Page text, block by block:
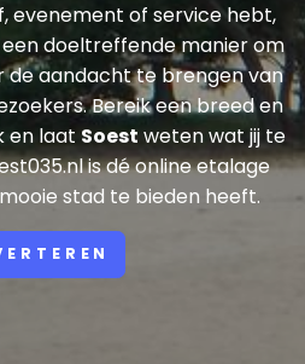
evenement of service hebt,
doeltreffende manier om
de aandacht te brengen van
Bereik een breed en
en laat Soest weten wat jij te
is dé online etalage
stad te bieden heeft.